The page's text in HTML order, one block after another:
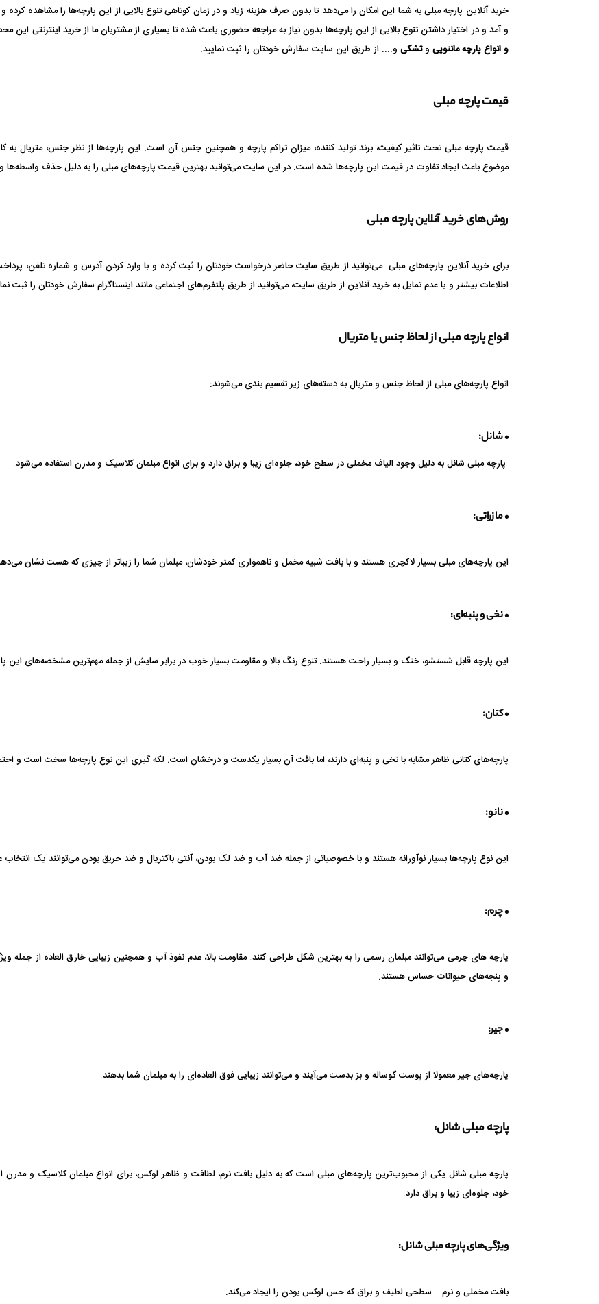
خرید آنلاین پارچه مبلی به شما این امکان را می‌دهد تا بدون صرف هزینه زیاد و در زمان کوتاهی تنوع بالایی از این پارچه‌ها را مشاهده
و آمد و در اختیار داشتن تنوع بالایی از این پارچه‌ها بدون نیاز به مراجعه حضوری باعث شده تا بسیاری از مشتریان ما از خرید اینترنتی این
و انواعپارچه مانتویی وتشکی و.... از طریق این سایت سفارش خودتان را ثبت نمایید.
قیمت پارچه مبلی
قیمت پارچه مبلی تحت تاثیر کیفیت، برند تولید کننده، میزان تراکم پارچه و همچنین جنس آن است. این پارچه‌ها از نظر جنس،
موضوع باعث ایجاد تفاوت در قیمت این پارچه‌ها شده است. در این سایت می‌توانید بهترین قیمت پارچه‌های مبلی را به دلیل حذف واسطه‌ها
روش‌های خرید آنلاین پارچه مبلی
برای خرید آنلاین پارچه‌های مبلی می‌توانید از طریق سایت حاضر درخواست خودتان را ثبت کرده و با وارد کردن آدرس و شماره تلفن،
اطلاعات بیشتر و یا عدم تمایل به خرید آنلاین از طریق سایت، می‌توانید از طریق پلتفرم‌های اجتماعی مانند اینستاگرام سفارش خودتان را ثبت
انواع پارچه مبلی از لحاظ جنس یا متریال
انواع پارچه‌های مبلی از لحاظ جنس و متریال به دسته‌های زیر تقسیم بندی می‌شوند:
• شانل:
پارچه مبلی شانل به دلیل وجود الیاف مخملی در سطح خود، جلوه‌ای زیبا و براق دارد و برای انواع مبلمان کلاسیک و مدرن استفاده می‌شود.
• مازراتی:
این پارچه‌های مبلی بسیار لاکچری هستند و با بافت شبیه مخمل و ناهمواری کمتر خودشان، مبلمان شما را زیباتر از چیزی که هست نشان
• نخی و پنبه‌ای:
این پارچه قابل شستشو، خنک و بسیار راحت هستند. تنوع رنگ بالا و مقاومت بسیار خوب در برابر سایش از جمله مهم‌ترین مشخصه‌های این
• کتان:
پارچه‌های کتانی ظاهر مشابه با نخی و پنبه‌ای دارند، اما بافت آن بسیار یکدست و درخشان است. لکه گیری این نوع پارچه‌ها سخت است و
• نانو:
این نوع پارچه‌ها بسیار نوآورانه هستند و با خصوصیاتی از جمله ضد آب و ضد لک بودن، آنتی باکتریال و ضد حریق بودن می‌توانند یک
• چرم:
پارچه های چرمی می‌توانند مبلمان رسمی را به بهترین شکل طراحی کنند. مقاومت بالا، عدم نفوذ آب و همچنین زیبایی خارق العاده از جمله
و پنجه‌های حیوانات حساس هستند.
• جیر:
پارچه‌های جیر معمولا از پوست گوساله و بز بدست می‌آیند و می‌توانند زیبایی فوق العاده‌ای را به مبلمان شما بدهند.
پارچه مبلی شانل:
پارچه مبلی شانل یکی از محبوب‌ترین پارچه‌های مبلی است که به دلیل بافت نرم، لطافت و ظاهر لوکس، برای انواع مبلمان کلاسیک و
خود، جلوه‌ای زیبا و براق دارد.
ویژگی‌های پارچه مبلی شانل:
بافت مخملی و نرم – سطحی لطیف و براق که حس لوکس بودن را ایجاد می‌کند.